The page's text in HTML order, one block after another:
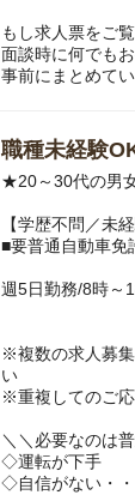
もし求人票をご
面談時に何でも
事前にまとめて
職種未経験
★20～30代の男
【学歴不問／未
■要普通自動車免
週5日勤務/8時～
※複数の求人募
い
※重複してのご
＼＼必要なのは
◇運転が下手
◇自信がない・・